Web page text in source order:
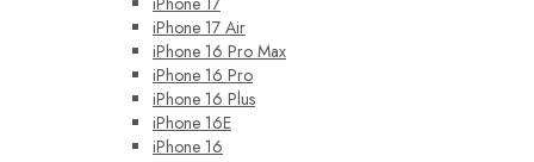
iPhone 17 Air
iPhone 16 Pro Max
iPhone 16 Pro
iPhone 16 Plus
iPhone 16E
iPhone 16